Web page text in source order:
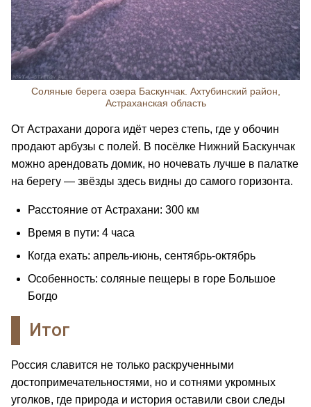
Соляные берега озера Баскунчак. Ахтубинский район,
Астраханская область
От Астрахани дорога идёт через степь, где у обочин
продают арбузы с полей. В посёлке Нижний Баскунчак
можно арендовать домик, но ночевать лучше в палатке
на берегу — звёзды здесь видны до самого горизонта.
Расстояние от Астрахани: 300 км
Время в пути: 4 часа
Когда ехать: апрель-июнь, сентябрь-октябрь
Особенность: соляные пещеры в горе Большое
Богдо
Итог
Россия славится не только раскрученными
достопримечательностями, но и сотнями укромных
уголков, где природа и история оставили свои следы